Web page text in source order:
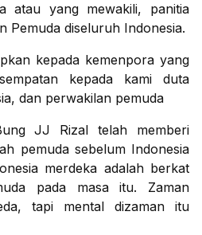
atau yang mewakili, panitia
Pemuda diseluruh Indonesia.
kepada kemenpora yang
kepada kami duta
dan perwakilan pemuda
JJ Rizal telah memberi
pemuda sebelum Indonesia
merdeka adalah berkat
pada masa itu. Zaman
tapi mental dizaman itu